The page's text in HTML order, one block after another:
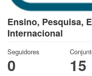
Ensino, Pesquisa,
Internacional
Seguidores
0 15